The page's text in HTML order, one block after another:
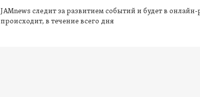
JAMnews следит за развитием событий и будет в
происходит, в течение всего дня